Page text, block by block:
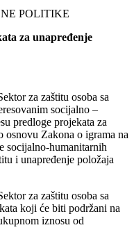
POLITIKE
za unapređenje
za zaštitu osoba sa
socijalno –
predloge projekata za
osnovu Zakona o igrama na
socijalno-humanitarnih
i unapređenje položaja
za zaštitu osoba sa
koji će biti podržani na
iznosu od